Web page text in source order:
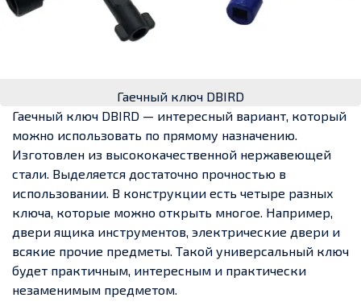
Гаечный ключ DBIRD
Гаечный ключ DBIRD — интересный вариант, который
можно использовать по прямому назначению.
Изготовлен из высококачественной нержавеющей
стали. Выделяется достаточно прочностью в
использовании. В конструкции есть четыре разных
ключа, которые можно открыть многое. Например,
двери ящика инструментов, электрические двери и
всякие прочие предметы. Такой универсальный ключ
будет практичным, интересным и практически
незаменимым предметом.